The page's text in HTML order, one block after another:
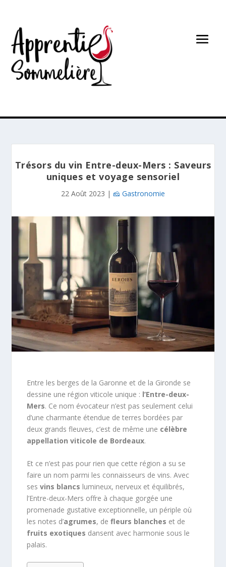
Trésors du vin Entre-deux-Mers : Saveurs
uniques et voyage sensoriel
22 Août 2023 | 🧀 Gastronomie
Entre les berges de la Garonne et de la Gironde se
dessine une région viticole unique : l’Entre-deux-
Mers. Ce nom évocateur n’est pas seulement celui
d’une charmante étendue de terres bordées par
deux grands fleuves, c’est de même une célèbre
appellation viticole de Bordeaux.
Et ce n’est pas pour rien que cette région a su se
faire un nom parmi les connaisseurs de vins. Avec
sesvins blancs lumineux, nerveux et équilibrés,
l’Entre-deux-Mers offre à chaque gorgée une
promenade gustative exceptionnelle, un périple où
les notes d’agrumes, defleurs blanches et de
fruits exotiques dansent avec harmonie sous le
palais.